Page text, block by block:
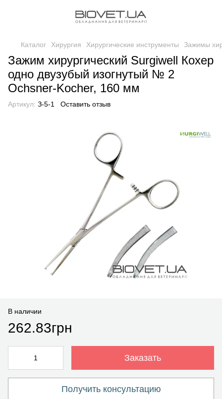
Каталог Хирургия Хирургические инструменты Зажимы
Зажим хирургический Surgiwell Кохер
одно двузубый изогнутый № 2
Ochsner-Kocher, 160 мм
Артикул: З-5-1 Оставить отзыв
В наличии
262.83грн
Заказать
Получить консультацию